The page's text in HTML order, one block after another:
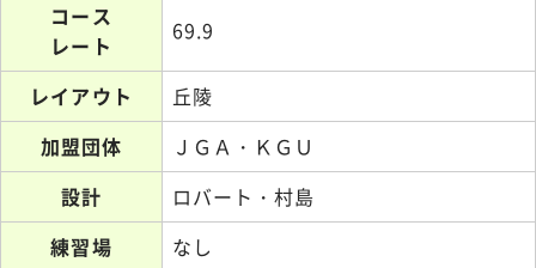
コース
レート
69.9
レイアウト
丘陵
加盟団体
ＪＧＡ・ＫＧＵ
設計
ロバート・村島
練習場
なし